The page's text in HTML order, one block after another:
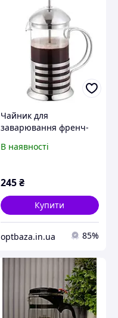
Чайник для
заварювання френч-
колбою на 350 мл і
В наявності
245₴
Купити
optbaza.in.ua 85%